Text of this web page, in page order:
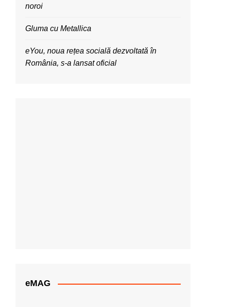
noroi
Gluma cu Metallica
eYou, noua rețea socială dezvoltată în
România, s-a lansat oficial
eMAG